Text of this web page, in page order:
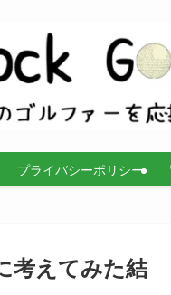
プライバシーポリシー
考えてみた結